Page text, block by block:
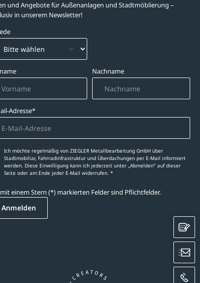
und Angebote für Außenanlagen und Stadtmöblierung –
in unserem Newsletter!
Nachname
Adresse*
Ich möchte regelmäßig von ZIEGLER Metallbearbeitung GmbH über
Stadtmobiliar, Fahrradinfrastruktur und Überdachungen per E-Mail informiert
werden. Diese Einwilligung kann ich jederzeit unter „Abmelden‘‘ auf dieser
Seite oder am Ende jeder E-Mail widerrufen. *
einem Stern (*) markierten Felder sind Pflichtfelder.
Anmelden